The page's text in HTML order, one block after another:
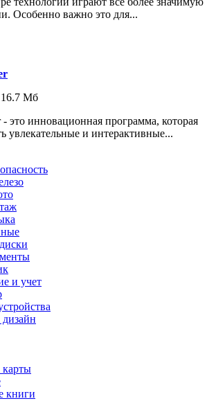
Особенно важно это для...
Мб
это инновационная программа, которая
увлекательные и интерактивные...
и учет
дизайн
книги